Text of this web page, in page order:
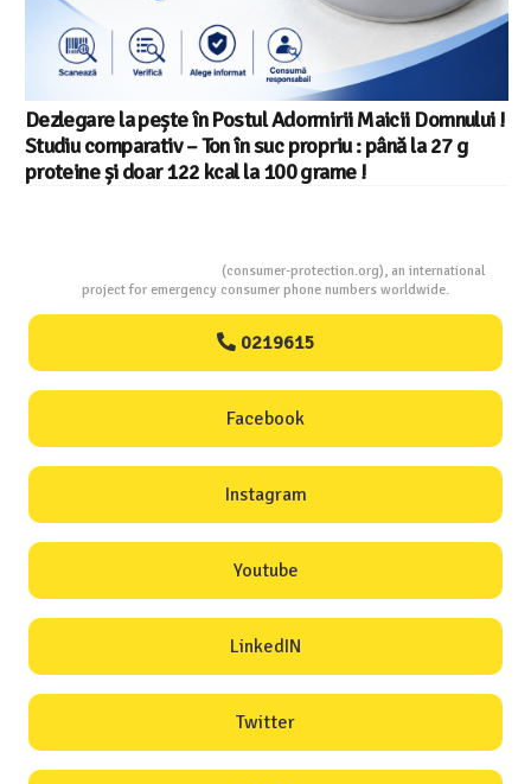
Dezlegare la pește în Postul Adormirii Maicii Domnului !
Studiu comparativ – Ton în suc propriu : până la 27 g
proteine și doar 122 kcal la 100 grame !
(consumer-protection.org), an international
project for emergency consumer phone numbers worldwide.
0219615
Facebook
Instagram
Youtube
LinkedIN
Twitter